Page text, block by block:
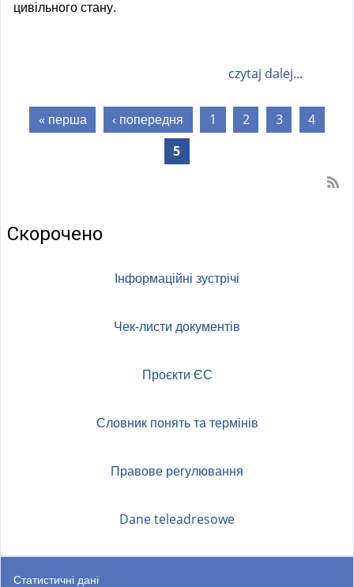
цивільного стану.
czytaj dalej...
Сторінки
« перша ‹ попередня 1 2 3
4
5
Скорочено
Інформаційні зустрічі
Чек-листи документів
Проєкти ЄС
Словник понять та термінів
Правове регулювання
Dane teleadresowe
Статистичні дані